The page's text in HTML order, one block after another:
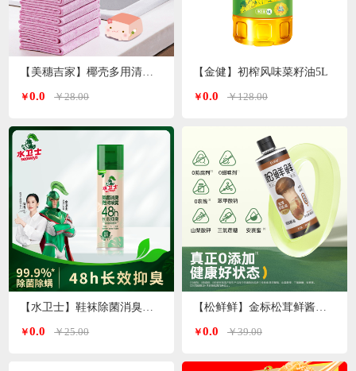
￥0.0 ￥28.00
￥0.0 ￥25.00
【金健】初榨风味菜籽油5L
￥0.0 ￥128.00
￥0.0 ￥39.00